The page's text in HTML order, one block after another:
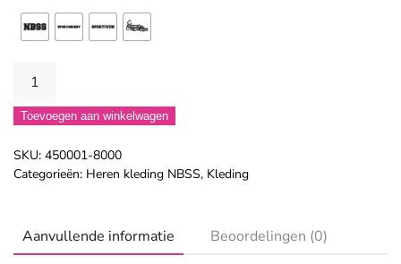
Prime
Jacket
aantal
Toevoegen aan winkelwagen
SKU: 450001-8000
Categorieën: Heren kleding NBSS, Kleding
Aanvullende informatie Beoordelingen (0)